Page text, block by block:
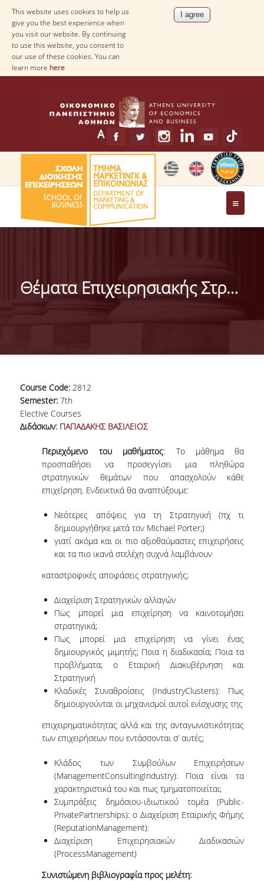
This website uses cookies to help us
give you the best experience when
you visit our website. By continuing
to use this website, you consent to
our use of these cookies. You can
learn more here
THE DEPARTMENT
DEPARTMENT
MISSION OF THE DEPARTMENT
FACULTY
RESIDENT FACULTY MEMBERS
SCIENTIFIC ASSOCIATES
LABORATORIAL TEACHING STAFF
PHD CANDIDATES
UNDERGRADUATE STUDIES
DEGREE PROGRAM
ACADEMIC CURRICULUM
ERASMUS+ PROGRAM
INTERNSHIP PROGRAM
POSTGRADUATE STUDIES
FULL TIME
DOCTORAL PROGRAM
QUALITY ASSURANCE
UNDERGRADUATE STUDY PROGRAMME -
ACCREDITATION
QUALITY ASSURANCE UNIT
RESEARCH
Θέματα Επιχειρησιακής Στρατηγικής
Course Code: 2812
Semester: 7th
Elective Courses
Διδάσκων: ΠΑΠΑΔΑΚΗΣ ΒΑΣΙΛΕΙΟΣ
Περιεχόμενο του μαθήματος: Το μάθημα θα
προσπαθήσει να προσεγγίσει μια πληθώρα
στρατηγικών θεμάτων που απασχολούν κάθε
επιχείρηση. Ενδεικτικά θα αναπτύξουμε:
Νεότερες απόψεις για τη Στρατηγική (πχ τι
δημιουργήθηκε μετά τον Michael Porter;)
γιατί ακόμα και οι πιο αξιοθαύμαστες επιχειρήσεις
και τα πιο ικανά στελέχη συχνά λαμβάνουν
καταστροφικές αποφάσεις στρατηγικής;
Διαχείριση Στρατηγικών αλλαγών
Πως μπορεί μια επιχείρηση να καινοτομήσει
στρατηγικά;
Πως μπορεί μια επιχείρηση να γίνει ένας
δημιουργικός μιμητής; Ποια η διαδικασία; Ποια τα
προβλήματα; o Εταιρική Διακυβέρνηση και
Στρατηγική
Κλαδικές Συναθροίσεις (IndustryClusters): Πως
δημιουργούνται οι μηχανισμοί αυτοί ενίσχυσης της
επιχειρηματικότητας αλλά και της ανταγωνιστικότητας
των επιχειρήσεων που εντάσσονται σ’ αυτές;
Κλάδος των Συμβούλων Επιχειρήσεων
(ManagementConsultingIndustry): Ποια είναι τα
χαρακτηριστικά του και πως τμηματοποιείται;
Συμπράξεις δημόσιου-ιδιωτικού τομέα (Public-
PrivatePartnerships): o Διαχείριση Εταιρικής Φήμης
(ReputationManagement):
Διαχείριση Επιχειρησιακών Διαδικασιών
(ProcessManagement)
Συνιστώμενη βιβλιογραφία προς μελέτη: